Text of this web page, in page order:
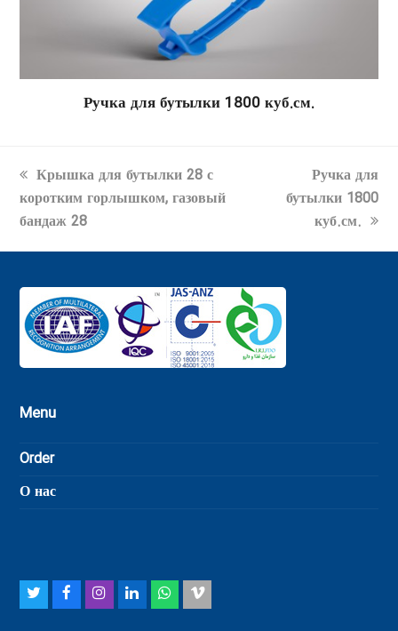
Ручка для бутылки 1800 куб.см.
previous
post:
Крышка для бутылки 28 с
коротким горлышком, газовый
бандаж 28
next
post:
Ручка для
бутылки 1800
куб.см.
Menu
Order
О нас
TwitterFacebook
Instagram
LinkedInWhatsapp
Vimeo